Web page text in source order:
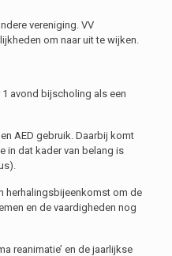
vereniging. VV
om naar uit te wijken.
avond bijscholing als een
AED gebruik. Daarbij komt
in dat kader van belang is
herhalingsbijeenkomst om de
en de vaardigheden nog
reanimatie’ en de jaarlijkse